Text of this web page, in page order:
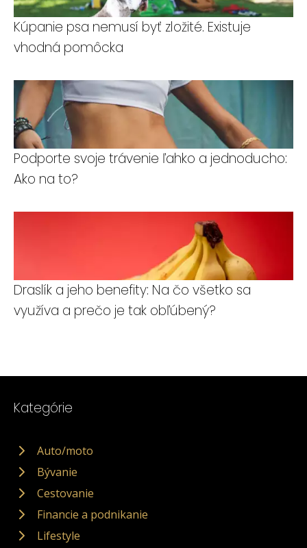
Kúpanie psa nemusí byť zložité. Existuje
vhodná pomôcka
Podporte svoje trávenie ľahko a jednoducho:
Ako na to?
Draslík a jeho benefity: Na čo všetko sa
využíva a prečo je tak obľúbený?
Kategórie
Auto/moto
Bývanie
Cestovanie
Financie a podnikanie
Lifestyle